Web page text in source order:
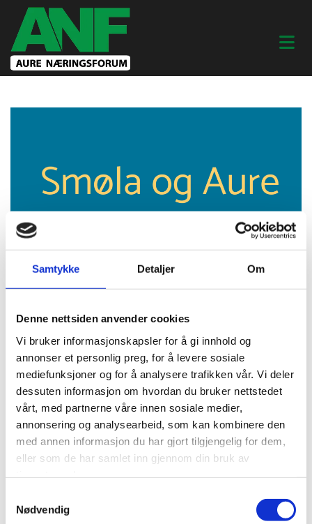
Samtykke Detaljer Om
Denne nettsiden anvender cookies
Vi bruker informasjonskapsler for å gi innhold og
annonser et personlig preg, for å levere sosiale
mediefunksjoner og for å analysere trafikken vår. Vi deler
dessuten informasjon om hvordan du bruker nettstedet
vårt, med partnerne våre innen sosiale medier,
annonsering og analysearbeid, som kan kombinere den
med annen informasjon du har gjort tilgjengelig for dem,
eller som de har samlet inn gjennom din bruk av
Nødvendig
NÆRINGSLIVET PÅ SMØLA OG AURE
Tema: Hvordan sikre nok arbeidskraft og kritisk kompetanse?
Tid: 11.mars.2024 kl. 11:00 - kl. 14:00
Sted: Gurisenteret
Våre undersøkelser viser at Nordmøre har utfordringer med å
rekruttere nok arbeidskraft og kritisk kompetanse til regionen.
Derfor inviterer nå KNN til en rekke workshoper på Nordmøre.
er vi avhengige av innspill fra arbeids- og næringslivet lokalt.